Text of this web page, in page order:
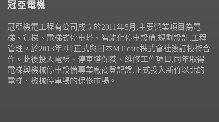
冠亞電機
冠亞機電工程有公司成立於2011年5月,主要營業項目為電
梯、貨梯、電梯式停車塔、智能化停車設備,規劃設計,工程
管理。於2013年7月正式與日本MT core株式會社簽訂技術合
作。此後投入電梯、停車塔保養、維修工作項目,同年取得
電梯與機械停車設備專業廠商登記證,正式投入新竹以北的
電梯、機械停車場的保修市場。